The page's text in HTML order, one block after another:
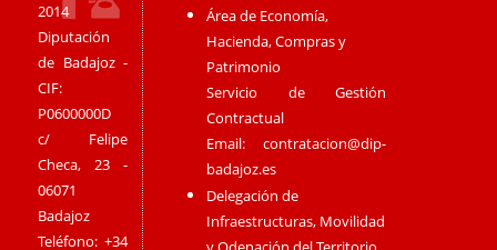
2014
Diputación
de Badajoz -
CIF:
P0600000D
c/ Felipe
Checa, 23 -
06071
Badajoz
Teléfono: +34
Área de Economía,
Hacienda, Compras y
Patrimonio
Servicio de Gestión
Contractual
Email:contratacion@dip-
badajoz.es
Delegación de
Infraestructuras, Movilidad